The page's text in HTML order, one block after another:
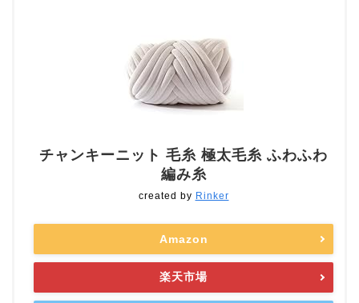
チャンキーニット 毛糸 極太毛糸 ふわふわ
編み糸
created by Rinker
Amazon
楽天市場